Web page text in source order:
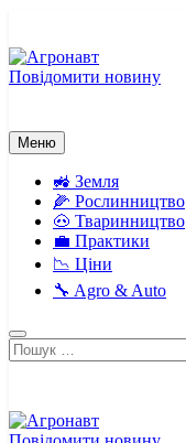
вмісту
Повідомити новину
Меню
🚜 Земля
🌽 Рослинництво
🐽 Тваринництво
💼 Практики
📉 Ціни
🔧 Agro & Auto
Пошук: